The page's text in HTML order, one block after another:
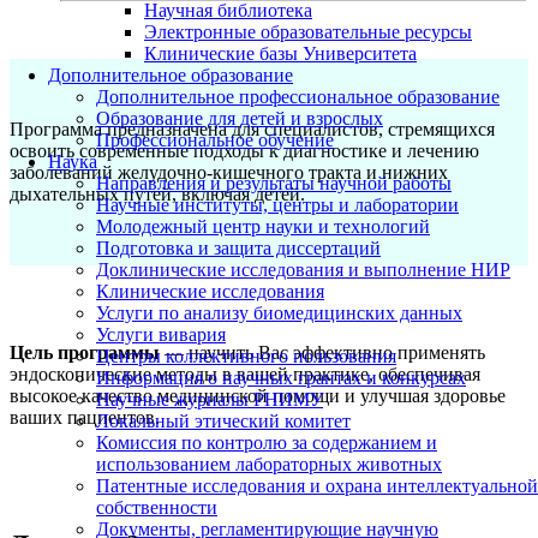
Научная библиотека
Электронные образовательные ресурсы
Клинические базы Университета
Дополнительное образование
Дополнительное профессиональное образование
Образование для детей и взрослых
Профессиональное обучение
Наука
Направления и результаты научной работы
Научные институты, центры и лаборатории
Молодежный центр науки и технологий
Подготовка и защита диссертаций
Доклинические исследования и выполнение НИР
Клинические исследования
Услуги по анализу биомедицинских данных
Услуги вивария
Центры коллективного пользования
Информация о научных грантах и конкурсах
Научные журналы РНИМУ
Локальный этический комитет
Комиссия по контролю за содержанием и
использованием лабораторных животных
Патентные исследования и охрана интеллектуальной
собственности
Документы, регламентирующие научную
Программа предназначена для специалистов, стремящихся
освоить современные подходы к диагностике и лечению
заболеваний желудочно-кишечного тракта и нижних
дыхательных путей, включая детей.
Цель программы— научить Вас эффективно применять
эндоскопические методы в вашей практике, обеспечивая
высокое качество медицинской помощи и улучшая здоровье
ваших пациентов.